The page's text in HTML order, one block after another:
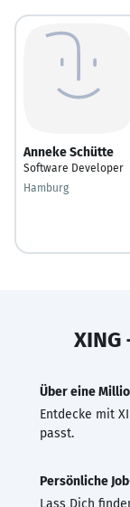
Anneke Schütte
Software Developer
Hamburg
Über eine
Entdecke mit
passt.
Persönliche
Lass Dich